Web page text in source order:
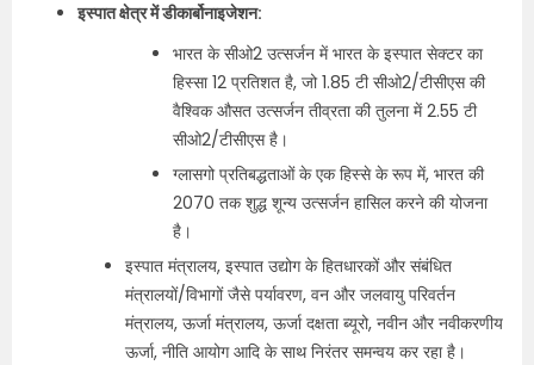
इस्पात क्षेत्र में डीकार्बोनाइजेशन:
भारत के सीओ2 उत्सर्जन में भारत के इस्पात सेक्टर का
हिस्सा 12 प्रतिशत है, जो 1.85 टी सीओ2/टीसीएस की
वैश्विक औसत उत्सर्जन तीव्रता की तुलना में 2.55 टी
सीओ2/टीसीएस है।
ग्लासगो प्रतिबद्धताओं के एक हिस्से के रूप में, भारत की
2070 तक शुद्ध शून्य उत्सर्जन हासिल करने की योजना
है।
इस्पात मंत्रालय, इस्पात उद्योग के हितधारकों और संबंधित
मंत्रालयों/विभागों जैसे पर्यावरण, वन और जलवायु परिवर्तन
मंत्रालय, ऊर्जा मंत्रालय, ऊर्जा दक्षता ब्यूरो, नवीन और नवीकरणीय
ऊर्जा, नीति आयोग आदि के साथ निरंतर समन्वय कर रहा है।